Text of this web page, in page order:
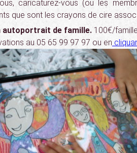
caricaturez-vous (ou les
que sont les crayons de cire
autoportrait de famille. 100€/
au 05 65 99 97 97 ou en